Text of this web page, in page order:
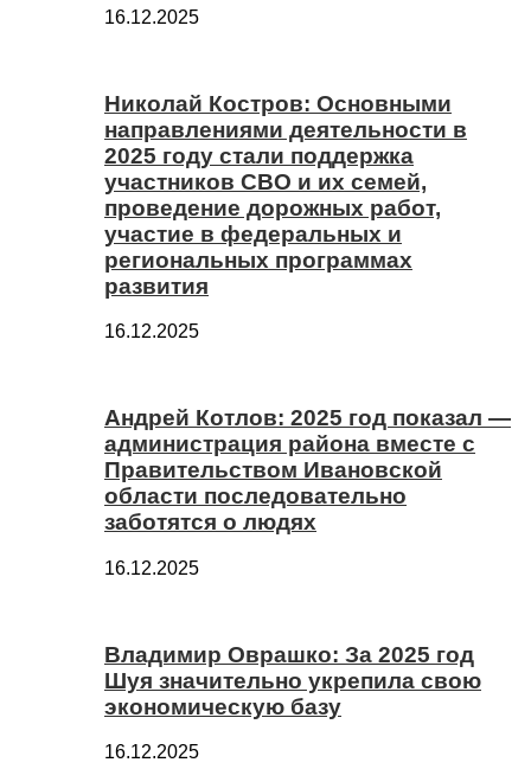
16.12.2025
Николай Костров: Основными
направлениями деятельности в
2025 году стали поддержка
участников СВО и их семей,
проведение дорожных работ,
участие в федеральных и
региональных программах
развития
16.12.2025
Андрей Котлов: 2025 год показал —
администрация района вместе с
Правительством Ивановской
области последовательно
заботятся о людях
16.12.2025
Владимир Оврашко: За 2025 год
Шуя значительно укрепила свою
экономическую базу
16.12.2025